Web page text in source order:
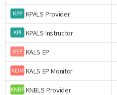
KPP KPALS Provider
KPI KPALS Instructor
KEP KALS EP
KEIM KALS EP Monitor
KNBPKNBLS Provider